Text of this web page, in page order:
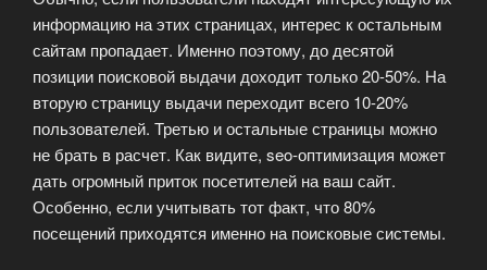
информацию на этих страницах, интерес к остальным
сайтам пропадает. Именно поэтому, до десятой
позиции поисковой выдачи доходит только 20-50%. На
вторую страницу выдачи переходит всего 10-20%
пользователей. Третью и остальные страницы можно
не брать в расчет. Как видите, seo-оптимизация может
дать огромный приток посетителей на ваш сайт.
Особенно, если учитывать тот факт, что 80%
посещений приходятся именно на поисковые системы.